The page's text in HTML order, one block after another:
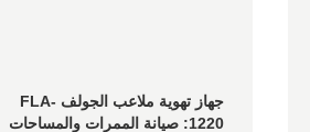
جهاز تهوية ملاعب الجولف FLA-